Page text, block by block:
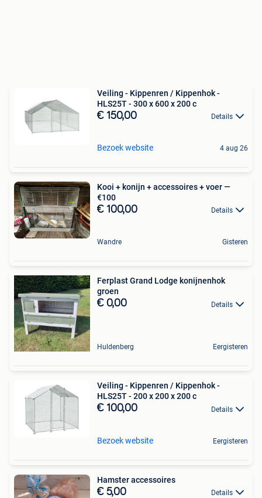
Veiling - Kippenren / Kippenhok -
HLS25T - 300 x 600 x 200 c
€ 150,00 Details
Bezoek website 4 aug 26
Kooi + konijn + accessoires + voer —
€100
€ 100,00 Details
Wandre Gisteren
Ferplast Grand Lodge konijnenhok
groen
€ 0,00 Details
Huldenberg Eergisteren
Veiling - Kippenren / Kippenhok -
HLS25T - 200 x 200 x 200 c
€ 100,00 Details
Bezoek website Eergisteren
Hamster accessoires
€ 5,00 Details